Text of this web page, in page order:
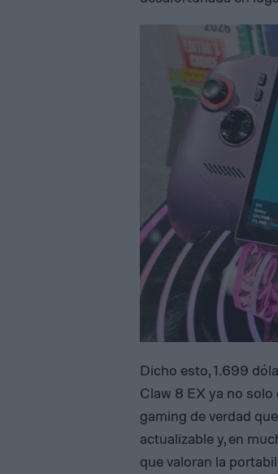
Dicho esto, 1.699
Claw 8 EX ya no
gaming de verdad
actualizable y, en
que valoran la